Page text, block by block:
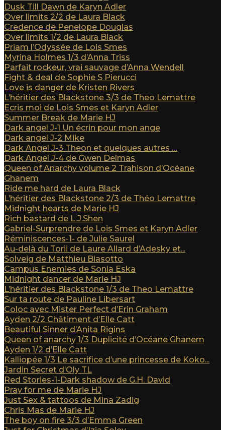
Dusk Till Dawn de Karyn Adler
Over limits 2/2 de Laura Black
Credence de Penelope Douglas
Over limits 1/2 de Laura Black
Priam l’Odyssée de Lois Smes
Myrina Holmes 1/3 d’Anna Triss
Parfait rockeur, vrai sauvage d’Anna Wendell
Fight & deal de Sophie S Pierucci
Love is danger de Kristen Rivers
L’héritier des Blackstone 3/3 de Theo Lemattre
Ecris moi de Lois Smes et Karyn Adler
Summer Break de Marie HJ
Dark angel J-1 Un écrin pour mon ange
Dark angel J-2 Mike
Dark Angel J-3 Theon et quelques autres …
Dark Angel J-4 de Gwen Delmas
Queen of Anarchy volume 2 Trahison d’Océane
Ghanem
Ride me hard de Laura Black
L’héritier des Blackstone 2/3 de Théo Lemattre
Midnight hearts de Marie HJ
Rich bastard de L.J.Shen
Gabriel-Surprendre de Lois Smes et Karyn Adler
Réminiscences-1- de Julie Saurel
Au-delà du Torii de Laure Allard d’Adesky et...
Solveig de Matthieu Biasotto
Campus Enemies de Sonia Eska
Midnight dancer de Marie HJ
L’héritier des Blackstone 1/3 de Theo Lemattre
Sur ta route de Pauline Libersart
Coloc avec Mister Perfect d’Erin Graham
Ayden 2/2 Châtiment d’Elle Catt
Beautiful Sinner d’Anita Rigins
Queen of anarchy 1/3 Duplicité d’Océane Ghanem
Ayden 1/2 d’Elle Catt
Kalliopée 1/3 Le sacrifice d’une princesse de Koko...
Jardin Secret d’Oly TL
Red Stories-1-Dark shadow de G.H. David
Pray for me de Marie HJ
Just Sex & tattoos de Mina Zadig
Chris Mas de Marie HJ
The boy on fire 3/3 d’Emma Green